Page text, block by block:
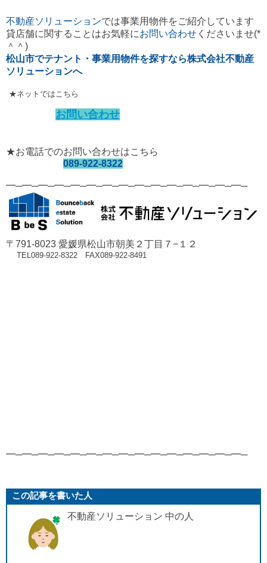
不動産ソリューションでは事業用物件をご紹介しています
貸店舗に関することはお気軽にお問い合わせ くださいませ(*
＾＾)
松山市でテナント・事業用物件を探すなら株式会社不動産
ソリューションへ
★ネットではこちら
お問い合わせ
★お電話でのお問い合わせはこちら
089-922-8322
━─━─━─━─━─━─━─━─━─━─━─━─━─━─━─
〒791-8023 愛媛県松山市朝美２丁目７−１２
TEL089-922-8322 FAX089-922-8491
━─━─━─━─━─━─━─━─━─━─━─━─━─━─━─
この記事を書いた人
不動産ソリューション 中の人